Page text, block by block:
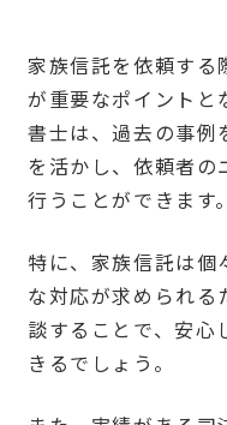
家族信託を依頼する
が重要なポイントと
書士は、過去の事例
を活かし、依頼者の
行うことができます。
特に、家族信託は個
な対応が求められる
談することで、安心
きるでしょう。